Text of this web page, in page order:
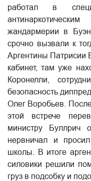
работал в
жандармерии в
срочно вызвали к
Аргентины Патрисии
кабинет, там уже
Коронелли,
безопасность
Олег Воробьев.
этой встрече
министру Буллрич
нервничал и
школы. В итоге
силовики решили
груз в подсобку и